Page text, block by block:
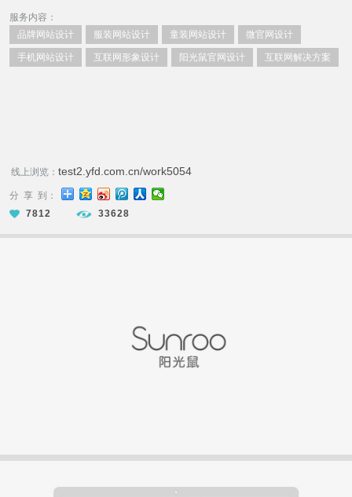
服务内容：
品牌网站设计
服装网站设计 童装网站设计 微官网设计
手机网站设计 互联网形象设计 阳光鼠官网设计 互联网解决方案
线上浏览： test2.yfd.com.cn/work5054
分 享 到：
7812
33628